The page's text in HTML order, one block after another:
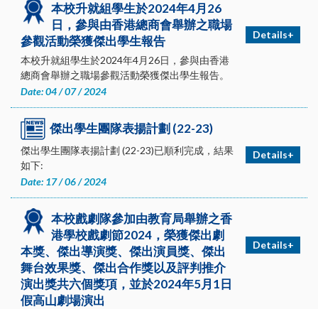
本校升就組學生於2024年4月26
日，參與由香港總商會舉辦之職場
參觀活動榮獲傑出學生報告
本校升就組學生於2024年4月26日，參與由香港
總商會舉辦之職場參觀活動榮獲傑出學生報告。
Date: 04 / 07 / 2024
Details+
傑出學生團隊表揚計劃 (22-23)
傑出學生團隊表揚計劃 (22-23)已順利完成，結果
如下:
Date: 17 / 06 / 2024
Details+
本校戲劇隊參加由教育局舉辦之香
港學校戲劇節2024，榮獲傑出劇
本獎、傑出導演獎、傑出演員獎、傑出
舞台效果獎、傑出合作獎以及評判推介
演出獎共六個獎項，並於2024年5月1日
假高山劇場演出
Details+